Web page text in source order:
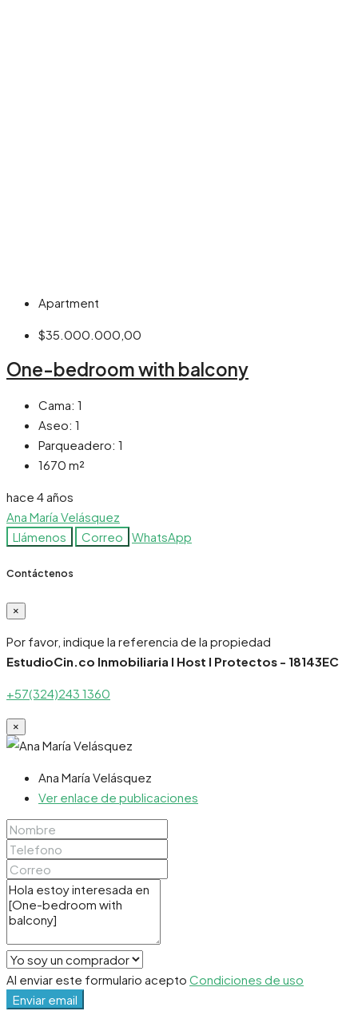
Apartment
$35.000.000,00
One-bedroom with balcony
Cama: 1
Aseo: 1
Parqueadero: 1
1670 m²
hace 4 años
Ana María Velásquez
Llámenos
Correo WhatsApp
Contáctenos
×
Por favor, indique la referencia de la propiedad
EstudioCin.co Inmobiliaria I Host I Protectos - 18143EC
+57(324)243 1360
×
Ana María Velásquez
Ver enlace de publicaciones
Al enviar este formulario acepto Condiciones de uso
Enviar email